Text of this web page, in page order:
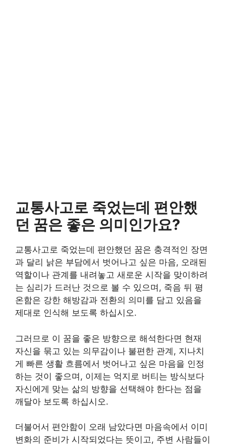
교통사고로 죽었는데 편안했
던 꿈은 좋은 의미인가요?
교통사고로 죽었는데 편안했던 꿈은 충격적인 장면
과 달리 낡은 부담에서 벗어나고 싶은 마음, 오래된
역할이나 관계를 내려놓고 새로운 시작을 맞이하려
는 심리가 드러난 것으로 볼 수 있으며, 죽음 뒤 평
온함은 강한 해방감과 전환의 의미를 담고 있음을
제대로 인식해 보도록 하십시오.
그러므로 이 꿈을 좋은 방향으로 해석한다면 현재
자신을 묶고 있는 의무감이나 불편한 관계, 지나치
게 빠른 생활 흐름에서 벗어나고 싶은 마음을 인정
하는 것이 좋으며, 이제는 억지로 버티는 방식보다
자신에게 맞는 삶의 방향을 선택해야 한다는 점을
깨달아 보도록 하십시오.
더불어서 편안함이 오래 남았다면 마음속에서 이미
변화의 준비가 시작되었다는 뜻이고, 주변 사람들이